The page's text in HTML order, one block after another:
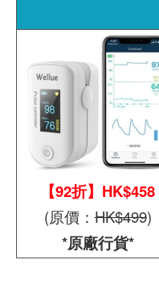
【92折】HK$458
(原價：HK$499)
*原廠行貨*